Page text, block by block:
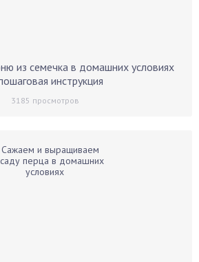
из семечка в домашних условиях
инструкция
3185 просмотров